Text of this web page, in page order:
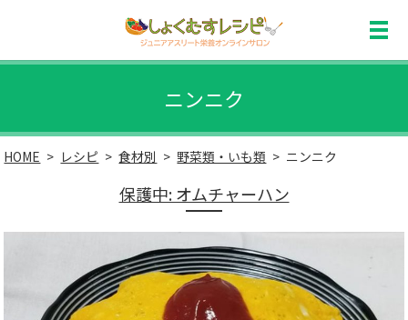
ニンニク
HOME レシピ 食材別 野菜類・いも類 ニンニク
保護中: オムチャーハン